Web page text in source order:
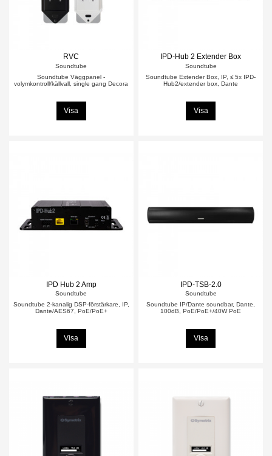
RVC
Soundtube
Soundtube Väggpanel -
volymkontroll/källvall, single gang Decora
Visa
IPD-Hub 2 Extender Box
Soundtube
Soundtube Extender Box, IP, ≤ 5x IPD-
Hub2/extender box, Dante
Visa
IPD Hub 2 Amp
Soundtube
Soundtube 2-kanalig DSP-förstärkare, IP,
Dante/AES67, PoE/PoE+
Visa
IPD-TSB-2.0
Soundtube
Soundtube IP/Dante soundbar, Dante,
100dB, PoE/PoE+/40W PoE
Visa